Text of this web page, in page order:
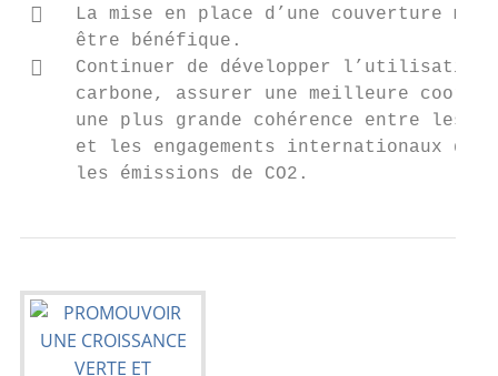
   La mise en place d’une couverture
     être bénéfique.
   Continuer de développer l’utilisation
carbone, assurer une meilleure
une plus grande cohérence entre les
et les engagements internationaux du
     les émissions de CO2.